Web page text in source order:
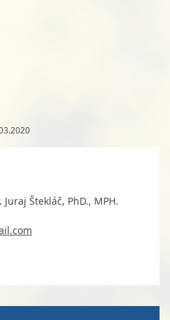
Juraj Štekláč, PhD., MPH.